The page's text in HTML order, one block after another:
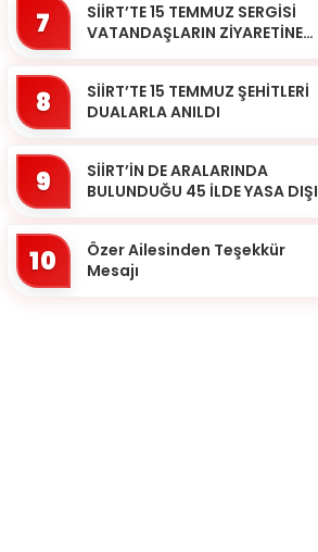
7
SİİRT’TE 15 TEMMUZ SERGİSİ
VATANDAŞLARIN ZİYARETİNE
8
SİİRT’TE 15 TEMMUZ ŞEHİTLERİ
DUALARLA ANILDI
9
SİİRT’İN DE ARALARINDA
BULUNDUĞU 45 İLDE YASA DIŞI
10
Özer Ailesinden Teşekkür
Mesajı